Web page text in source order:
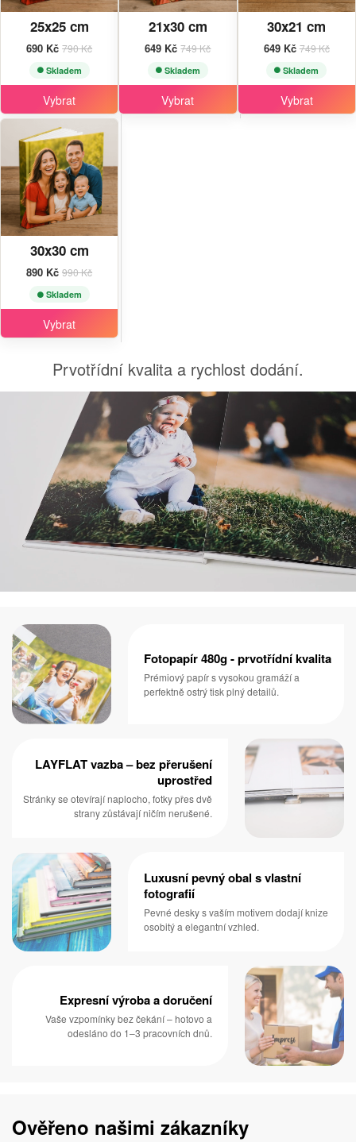
25x25 cm
690 Kč790 Kč
Skladem
Vybrat
30x30 cm
890 Kč990 Kč
Skladem
Vybrat
21x30 cm
649 Kč749 Kč
Skladem
Vybrat
30x21 cm
649 Kč 749 Kč
Skladem
Vybrat
Prvotřídní kvalita a rychlost dodání.
Fotopapír 480g - prvotřídní kvalita
Prémiový papír s vysokou gramáží a
perfektně ostrý tisk plný detailů.
LAYFLAT vazba – bez přerušení
uprostřed
Stránky se otevírají naplocho, fotky přes dvě
strany zůstávají ničím nerušené.
Luxusní pevný obal s vlastní
fotografií
Pevné desky s vaším motivem dodají knize
osobitý a elegantní vzhled.
Expresní výroba a doručení
Vaše vzpomínky bez čekání – hotovo a
odesláno do 1–3 pracovních dnů.
Ověřeno našimi zákazníky